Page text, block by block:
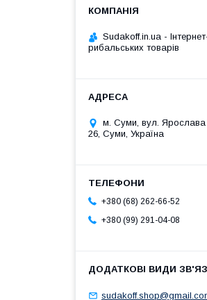
Sudakoff.in.ua -
рибальських товарів
м. Суми, вул.
26, Суми, Україна
+380 (68) 262-66-52
+380 (99) 291-04-08